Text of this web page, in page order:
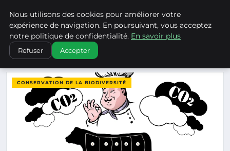
Climatechangenebraska -
CLIMATECHANGENEBRASKA
DERNIERS ARTICLES
CONSERVATION DE LA BIODIVERSITÉ
Nous utilisons des cookies pour améliorer votre
expérience de navigation. En poursuivant, vous acceptez
notre politique de confidentialité. En savoir plus
Refuser Accepter